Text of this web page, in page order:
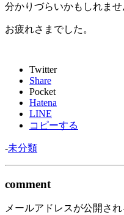
分かりづらいかもしれませ
お疲れさまでした。
Twitter
Share
Pocket
Hatena
LINE
コピーする
-未分類
comment
メールアドレスが公開さ